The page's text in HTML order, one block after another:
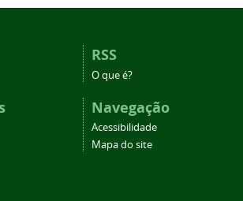
RSS
O que é?
Navegação
Acessibilidade
Mapa do site